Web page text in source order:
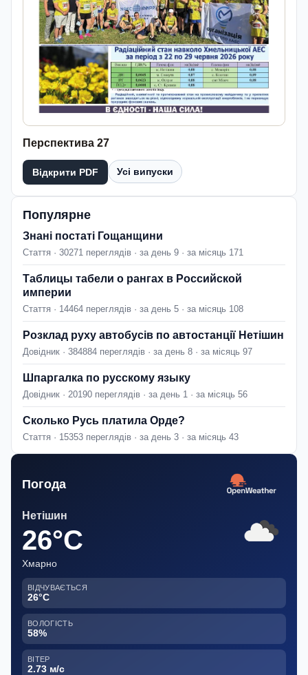
Перспектива 27
Відкрити PDF Усі випуски
Популярне
Знані постаті Гощанщини
Стаття · 30271 переглядів · за день 9 · за місяць 171
Таблицы табели о рангах в Российской
империи
Стаття · 14464 переглядів · за день 5 · за місяць 108
Розклад руху автобусів по автостанції Нетішин
Довідник · 384884 переглядів · за день 8 · за місяць 97
Шпаргалка по русскому языку
Довідник · 20190 переглядів · за день 1 · за місяць 56
Сколько Русь платила Орде?
Стаття · 15353 переглядів · за день 3 · за місяць 43
Погода
Нетішин
26°C
Хмарно
ВІДЧУВАЄТЬСЯ
26°C
ВОЛОГІСТЬ
58%
ВІТЕР
2.73 м/с